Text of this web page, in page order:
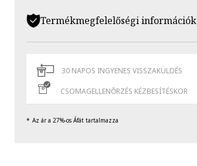
Termékmegfelelőségi információk
30 NAPOS INGYENES VISSZAKÜLDÉS
CSOMAGELLENŐRZÉS KÉZBESÍTÉSKOR
Az ár a 27%-os Áfát tartalmazza